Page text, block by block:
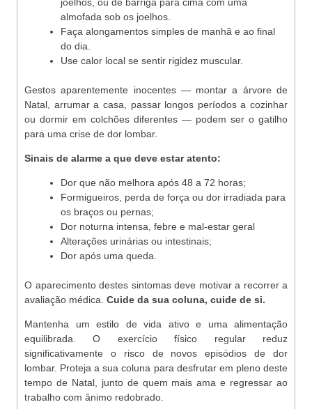
almofada sob os joelhos.
Faça alongamentos simples de manhã e ao final
do dia.
Use calor local se sentir rigidez muscular.
Gestos aparentemente inocentes — montar a árvore de
Natal, arrumar a casa, passar longos períodos a cozinhar
ou dormir em colchões diferentes — podem ser o gatilho
para uma crise de dor lombar.
Sinais de alarme a que deve estar atento:
Dor que não melhora após 48 a 72 horas;
Formigueiros, perda de força ou dor irradiada para
os braços ou pernas;
Dor noturna intensa, febre e mal-estar geral
Alterações urinárias ou intestinais;
Dor após uma queda.
O aparecimento destes sintomas deve motivar a recorrer a
avaliação médica. Cuide da sua coluna, cuide de si.
Mantenha um estilo de vida ativo e uma alimentação
equilibrada. O exercício físico regular reduz
significativamente o risco de novos episódios de dor
lombar. Proteja a sua coluna para desfrutar em pleno deste
tempo de Natal, junto de quem mais ama e regressar ao
trabalho com ânimo redobrado.